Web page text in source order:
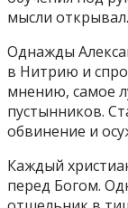
мысли открывал.
Однажды
в Нитрию и
мнению, самое
пустынников.
обвинение и
Каждый
перед Богом.